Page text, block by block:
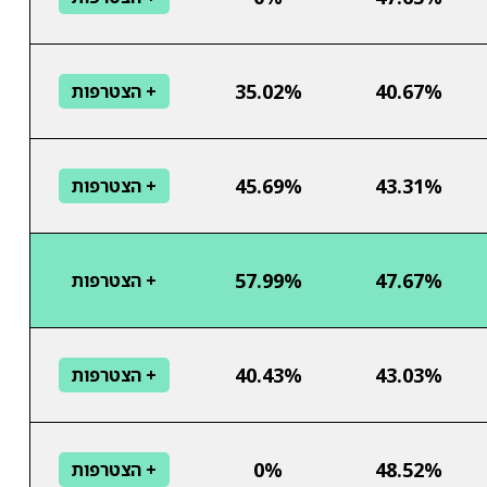
40.67%
35.02% + הצטרפות
43.31%
45.69% + הצטרפות
47.67%
57.99% + הצטרפות
43.03%
40.43% + הצטרפות
48.52%
0% + הצטרפות